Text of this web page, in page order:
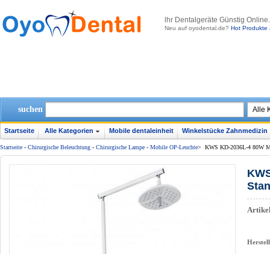
lhr Dentalgeräte Günstig
Neu auf oyodental.de? Hot Produkte
suchen
Startseite Alle Kategorien Mobile dentaleinheit Winkelstücke Zahnmedizin
Startseite - Chirurgische Beleuchtung - Chirurgische Lampe - Mobile OP-Leuchte> KWS KD-2036L-4 80W